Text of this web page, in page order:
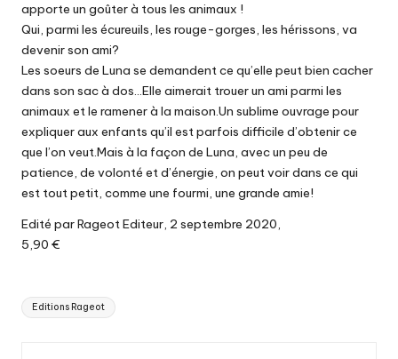
apporte un goûter à tous les animaux !
Qui, parmi les écureuils, les rouge-gorges, les hérissons, va
devenir son ami?
Les soeurs de Luna se demandent ce qu’elle peut bien cacher
dans son sac à dos…Elle aimerait trouer un ami parmi les
animaux et le ramener à la maison.Un sublime ouvrage pour
expliquer aux enfants qu’il est parfois difficile d’obtenir ce
que l’on veut.Mais à la façon de Luna, avec un peu de
patience, de volonté et d’énergie, on peut voir dans ce qui
est tout petit, comme une fourmi, une grande amie!
Edité par Rageot Editeur, 2 septembre 2020,
5,90 €
Tags:
Editions Rageot